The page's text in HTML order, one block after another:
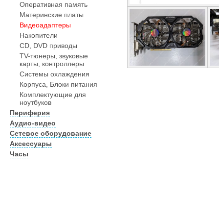
Оперативная память
Материнские платы
Видеоадаптеры
Накопители
CD, DVD приводы
TV-тюнеры, звуковые
карты, контроллеры
Системы охлаждения
Корпуса, Блоки питания
Комплектующие для
ноутбуков
Периферия
Аудио-видео
Сетевое оборудование
Аксессуары
Часы